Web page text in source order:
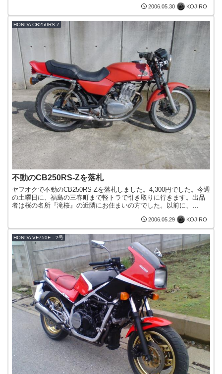
2006.05.30 KOJIRO
HONDA CB250RS-Z
不動のCB250RS-Zを落札
ヤフオクで不動のCB250RS-Zを落札しました。4,300円でした。今週
の土曜日に、福島の三春町まで軽トラで引き取りに行きます。出品
者は桜の名所『滝桜』の近隣にお住まいの方でした。以前に、
2006.05.29 KOJIRO
HONDA VF750F：2号